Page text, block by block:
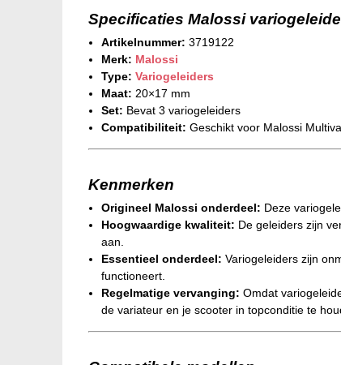
Specificaties Malossi
Artikelnummer: 3719122
Merk: Malossi
Type: Variogeleiders
Maat: 20×17 mm
Set: Bevat 3 variogeleiders
Compatibiliteit: Geschikt voor Malossi
Kenmerken
Origineel Malossi onderdeel: Deze
Hoogwaardige kwaliteit: De geleiders zijn
aan.
Essentieel onderdeel: Variogeleiders zijn
functioneert.
Regelmatige vervanging: Omdat
de variateur en je scooter in topconditie te